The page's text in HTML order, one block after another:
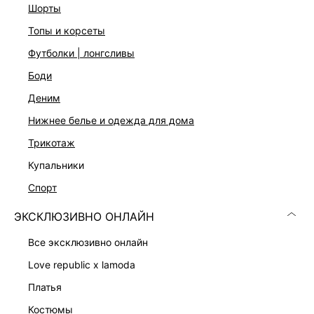
шорты
топы и корсеты
футболки | лонгсливы
боди
деним
нижнее белье и одежда для дома
трикотаж
купальники
спорт
ЭКСКЛЮЗИВНО ОНЛАЙН
все эксклюзивно онлайн
love republic x lamoda
платья
костюмы
Скачать
КАТАЛОГ
КЛИЕНТАМ
ЛИЧНЫЙ КАБИНЕТ